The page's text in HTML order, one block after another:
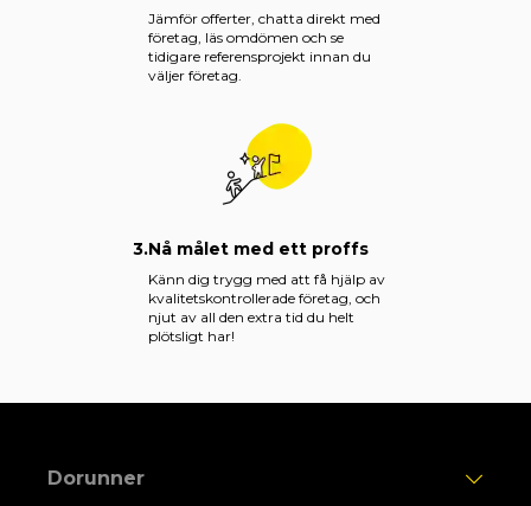
Jämför offerter, chatta direkt med
företag, läs omdömen och se
tidigare referensprojekt innan du
väljer företag.
3.Nå målet med ett proffs
Känn dig trygg med att få hjälp av
kvalitetskontrollerade företag, och
njut av all den extra tid du helt
plötsligt har!
Dorunner